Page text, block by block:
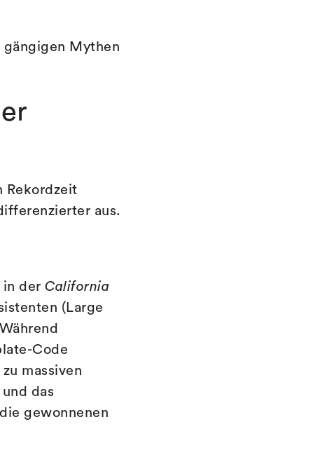
Mythen
Rekordzeit
aus.
in der California
(Large
Code
massiven
das
gewonnenen